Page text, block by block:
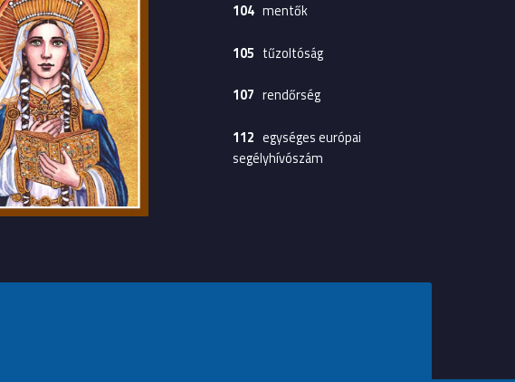
104mentők
105 tűzoltóság
107 rendőrség
112 egységes európai
segélyhívószám